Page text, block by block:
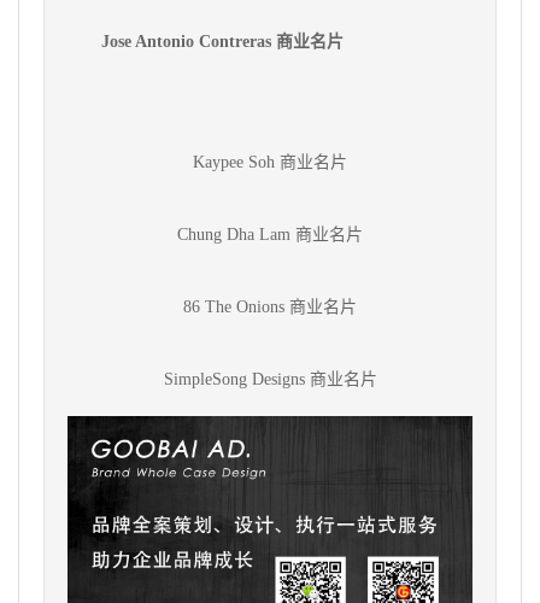
Jose Antonio Contreras 商业名片
Kaypee Soh 商业名片
Chung Dha Lam 商业名片
86 The Onions 商业名片
SimpleSong Designs 商业名片